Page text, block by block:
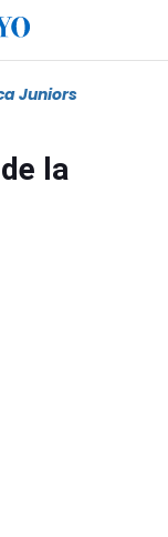
Juniors
la